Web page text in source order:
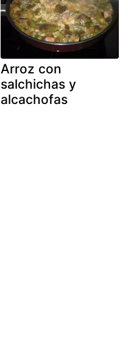
Arroz con
salchichas y
alcachofas